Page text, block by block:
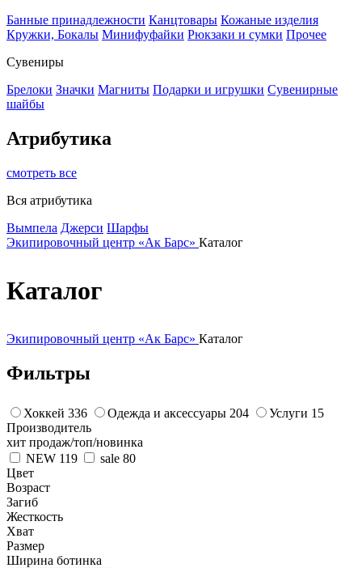
Банные принадлежности Канцтовары Кожаные изделия
Кружки, Бокалы Минифуфайки Рюкзаки и сумки Прочее
Сувениры
Брелоки Значки Магниты Подарки и игрушки Сувенирные
шайбы
Атрибутика
смотреть все
Вся атрибутика
Вымпела Джерси Шарфы
Экипировочный центр «Ак Барс» Каталог
Каталог
Экипировочный центр «Ак Барс» Каталог
Фильтры
Хоккей 336 Одежда и аксессуары 204 Услуги 15
Производитель
хит продаж/топ/новинка
NEW 119 sale 80
Цвет
Возраст
Загиб
Жесткость
Хват
Размер
Ширина ботинка